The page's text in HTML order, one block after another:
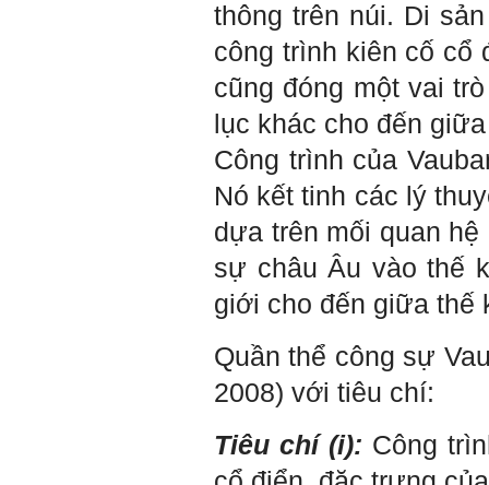
thông trên núi. Di
công trình kiên cố cổ
cũng đóng một vai
lục khác cho đến
Công trình của
Nó kết tinh các lý
dựa trên mối quan
sự châu Âu vào thế
giới cho đến giữa thế
Quần thể công sự
2008) với tiêu chí:
Tiêu chí (i): Công